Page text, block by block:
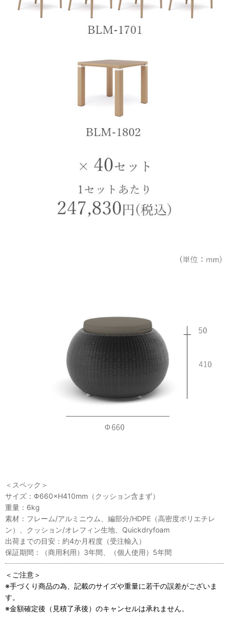
＜スペック＞
サイズ：Φ660×H410mm（クッション含まず）
重量：6kg
素材：フレーム/アルミニウム、編部分/HDPE（高密度ポリエチレ
ン）、クッション/オレフィン生地、Quickdryfoam
出荷までの目安：約4か月程度（受注輸入）
保証期間：（商用利用）3年間、（個人使用）5年間
＜ご注意＞
※手づくり商品の為、記載のサイズや重量に若干の誤差がございま
す。
※金額確定後（見積了承後）のキャンセルは承れません。